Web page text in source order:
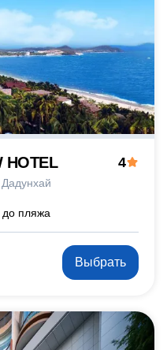
HOTEL
Дадунхай
4
пляжа
Выбрать